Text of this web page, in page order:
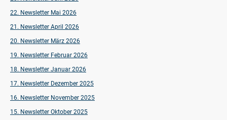
22. Newsletter Mai 2026
21. Newsletter April 2026
20. Newsletter März 2026
19. Newsletter Februar 2026
18. Newsletter Januar 2026
17. Newsletter Dezember 2025
16. Newsletter November 2025
15. Newsletter Oktober 2025